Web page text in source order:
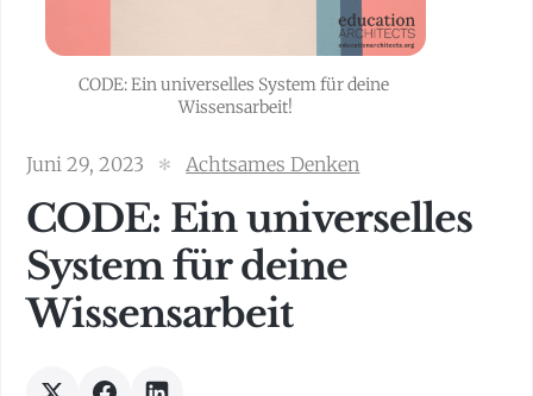
Juni 29, 2023 Achtsames Denken
CODE: Ein universelles
System für deine
Wissensarbeit
CODE: Ein universelles System für deine
Wissensarbeit!